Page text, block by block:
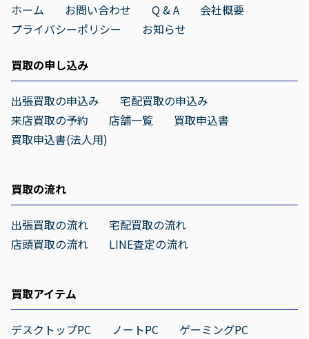
ホーム お問い合わせ Q & A
会社概要
プライバシーポリシー
お知らせ
買取の申し込み
出張買取の申込み
宅配買取の申込み
来店買取の予約
店舗一覧
買取申込書
買取申込書(法人用)
買取の流れ
出張買取の流れ
宅配買取の流れ
店頭買取の流れ
LINE査定の流れ
買取アイテム
デスクトップPC ノートPC
ゲーミングPC